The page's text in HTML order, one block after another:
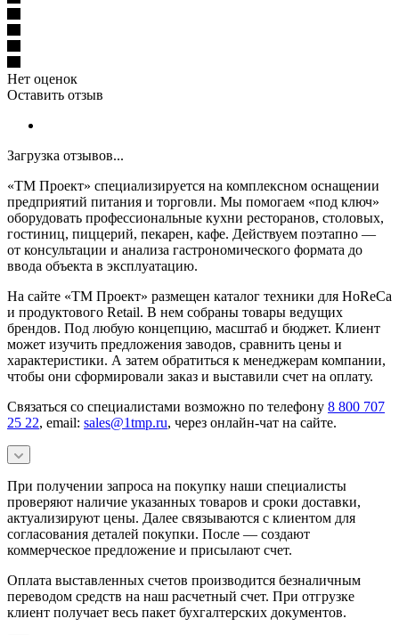
Нет оценок
Оставить отзыв
Загрузка отзывов...
«ТМ Проект» специализируется на комплексном оснащении
предприятий питания и торговли. Мы помогаем «под ключ»
оборудовать профессиональные кухни ресторанов, столовых,
гостиниц, пиццерий, пекарен, кафе. Действуем поэтапно —
от консультации и анализа гастрономического формата до
ввода объекта в эксплуатацию.
На сайте «ТМ Проект» размещен каталог техники для HoReCa
и продуктового Retail. В нем собраны товары ведущих
брендов. Под любую концепцию, масштаб и бюджет. Клиент
может изучить предложения заводов, сравнить цены и
характеристики. А затем обратиться к менеджерам компании,
чтобы они сформировали заказ и выставили счет на оплату.
Связаться со специалистами возможно по телефону 8 800 707
25 22, email: sales@1tmp.ru, через онлайн-чат на сайте.
При получении запроса на покупку наши специалисты
проверяют наличие указанных товаров и сроки доставки,
актуализируют цены. Далее связываются с клиентом для
согласования деталей покупки. После — создают
коммерческое предложение и присылают счет.
Оплата выставленных счетов производится безналичным
переводом средств на наш расчетный счет. При отгрузке
клиент получает весь пакет бухгалтерских документов.